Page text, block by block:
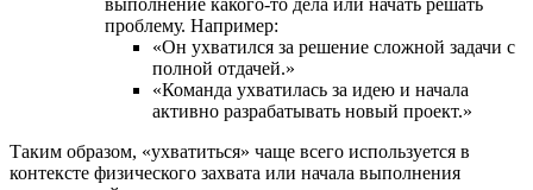
проблему. Например:
«Он ухватился за решение сложной задачи с
полной отдачей.»
«Команда ухватилась за идею и начала
активно разрабатывать новый проект.»
Таким образом, «ухватиться» чаще всего используется в
контексте физического захвата или начала выполнения